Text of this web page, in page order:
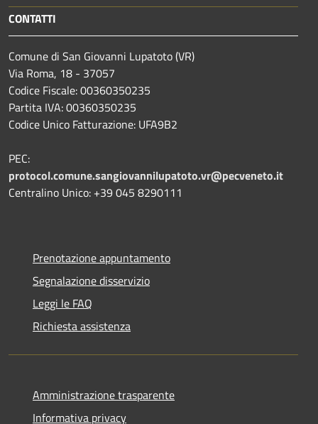
CONTATTI
Comune di San Giovanni Lupatoto (VR)
Via Roma, 18 - 37057
Codice Fiscale: 00360350235
Partita IVA: 00360350235
Codice Unico Fatturazione: UFA9B2
PEC:
protocol.comune.sangiovannilupatoto.vr@pecveneto.it
Centralino Unico: +39 045 8290111
Prenotazione appuntamento
Segnalazione disservizio
Leggi le FAQ
Richiesta assistenza
Amministrazione trasparente
Informativa privacy